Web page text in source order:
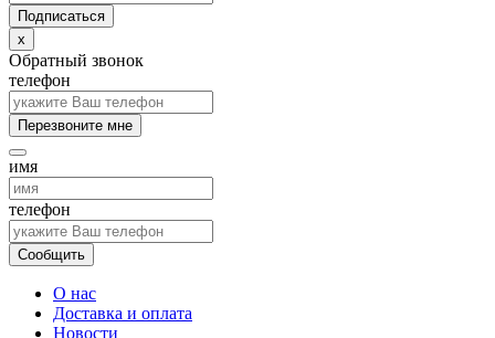
x
Обратный звонок
телефон
Перезвоните мне
имя
телефон
Сообщить
О нас
Доставка и оплата
Новости